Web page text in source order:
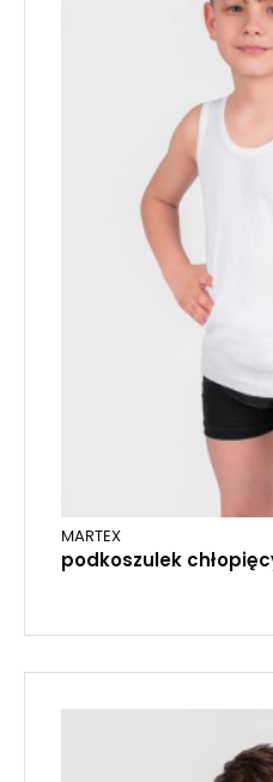
MARTEX
podkoszulek